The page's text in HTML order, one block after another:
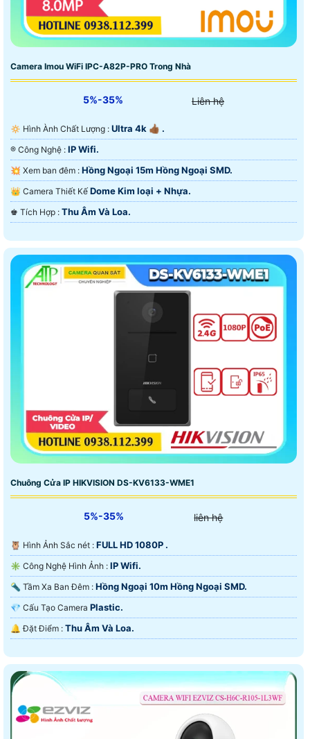
Camera Imou WiFi IPC-A82P-PRO Trong Nhà
5%-35% Liên hệ
🔅 Hình Ành Chất Lượng : Ultra 4k 👍🏾 .
®️ Công Nghệ : IP Wifi.
💥 Xem ban đêm : Hồng Ngoại 15m Hồng Ngoại SMD.
👑 Camera Thiết Kế Dome Kim loại + Nhựa.
️♚ Tích Hợp : Thu Âm Và Loa.
Chuông Cửa IP HIKVISION DS-KV6133-WME1
5%-35% liên hệ
🦉 Hình Ảnh Sắc nét : FULL HD 1080P .
✳️ Công Nghệ Hình Ảnh : IP Wifi.
🔦 Tầm Xa Ban Đêm : Hồng Ngoại 10m Hồng Ngoại SMD.
💎 Cấu Tạo Camera Plastic.
️🔔 Đặt Điểm : Thu Âm Và Loa.